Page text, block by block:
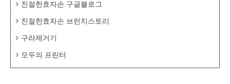
친절한효자손 구글블로그
친절한효자손 브런치스토리
구라제거기
모두의 프린터